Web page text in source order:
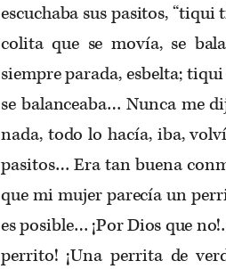
escuchaba sus pasitos,
colita que se movía, se
siempre parada, esbelta;
se balanceaba… Nunca me
nada, todo lo hacía, iba,
pasitos… Era tan buena
que mi mujer parecía un
es posible… ¡Por Dios que
perrito! ¡Una perrita de